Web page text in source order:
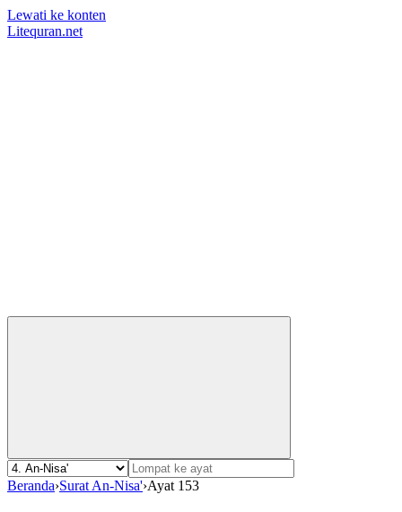
Lewati ke konten
Litequran.net
Beranda›Surat An-Nisa'›Ayat 153